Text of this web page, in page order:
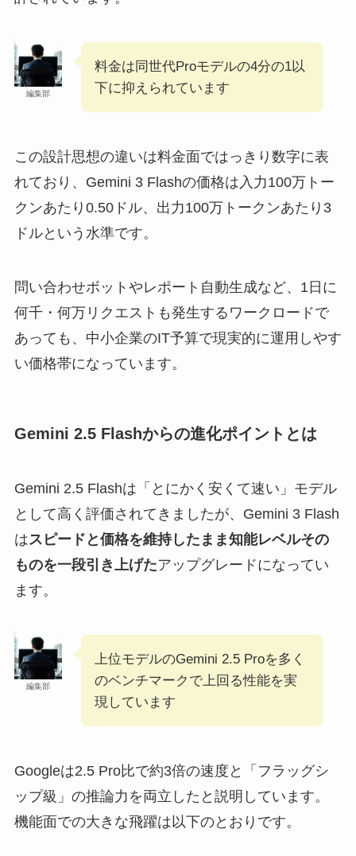
編集部
料金は同世代Proモデルの4分の1以
下に抑えられています
この設計思想の違いは料金面ではっきり数字に表
れており、Gemini 3 Flashの価格は入力100万トー
クンあたり0.50ドル、出力100万トークンあたり3
ドルという水準です。
問い合わせボットやレポート自動生成など、1日に
何千・何万リクエストも発生するワークロードで
あっても、中小企業のIT予算で現実的に運用しやす
い価格帯になっています。
Gemini 2.5 Flashからの進化ポイントとは
Gemini 2.5 Flashは「とにかく安くて速い」モデル
として高く評価されてきましたが、Gemini 3 Flash
はスピードと価格を維持したまま知能レベルその
ものを一段引き上げたアップグレードになってい
ます。
編集部
上位モデルのGemini 2.5 Proを多く
のベンチマークで上回る性能を実
現しています
Googleは2.5 Pro比で約3倍の速度と「フラッグシ
ップ級」の推論力を両立したと説明しています。
機能面での大きな飛躍は以下のとおりです。